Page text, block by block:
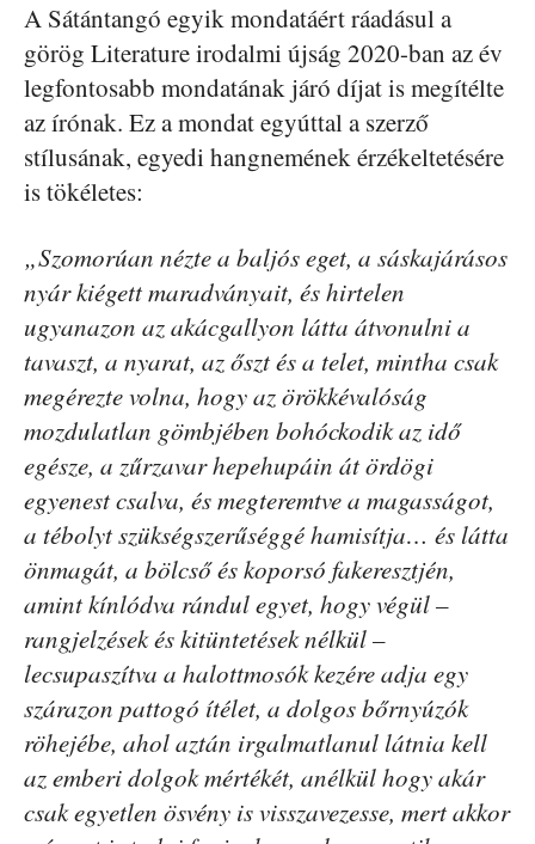
A Sátántangó egyik mondatáért ráadásul a
görög Literature irodalmi újság 2020-ban az év
legfontosabb mondatának járó díjat is megítélte
az írónak. Ez a mondat egyúttal a szerző
stílusának, egyedi hangnemének érzékeltetésére
is tökéletes:
„Szomorúan nézte a baljós eget, a sáskajárásos
nyár kiégett maradványait, és hirtelen
ugyanazon az akácgallyon látta átvonulni a
tavaszt, a nyarat, az őszt és a telet, mintha csak
megérezte volna, hogy az örökkévalóság
mozdulatlan gömbjében bohóckodik az idő
egésze, a zűrzavar hepehupáin át ördögi
egyenest csalva, és megteremtve a magasságot,
a tébolyt szükségszerűséggé hamisítja… és látta
önmagát, a bölcső és koporsó fakeresztjén,
amint kínlódva rándul egyet, hogy végül –
rangjelzések és kitüntetések nélkül –
lecsupaszítva a halottmosók kezére adja egy
szárazon pattogó ítélet, a dolgos bőrnyúzók
röhejébe, ahol aztán irgalmatlanul látnia kell
az emberi dolgok mértékét, anélkül hogy akár
csak egyetlen ösvény is visszavezesse, mert akkor